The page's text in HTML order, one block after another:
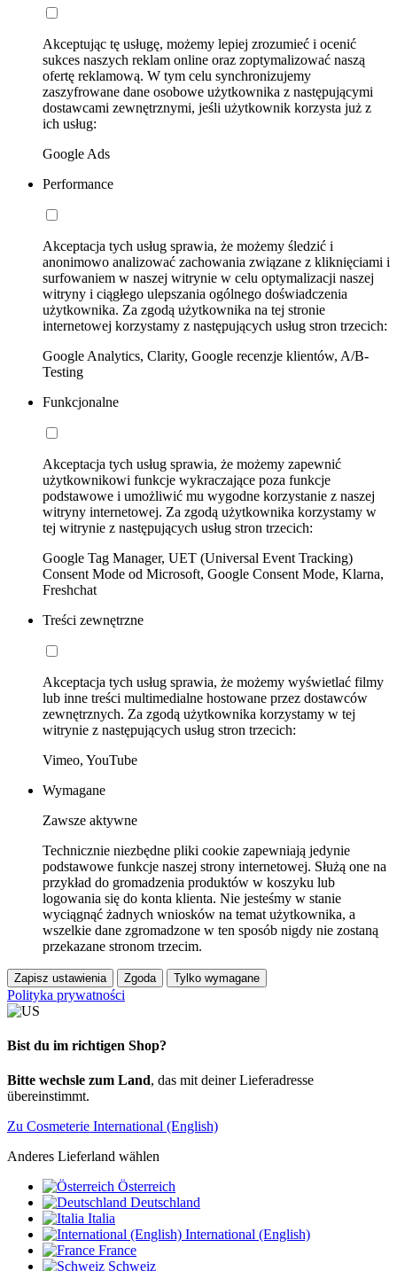
Akceptując tę usługę, możemy lepiej zrozumieć i ocenić
sukces naszych reklam online oraz zoptymalizować naszą
ofertę reklamową. W tym celu synchronizujemy
zaszyfrowane dane osobowe użytkownika z następującymi
dostawcami zewnętrznymi, jeśli użytkownik korzysta już z
ich usług:
Google Ads
Performance
Akceptacja tych usług sprawia, że możemy śledzić i
anonimowo analizować zachowania związane z kliknięciami i
surfowaniem w naszej witrynie w celu optymalizacji naszej
witryny i ciągłego ulepszania ogólnego doświadczenia
użytkownika. Za zgodą użytkownika na tej stronie
internetowej korzystamy z następujących usług stron trzecich:
Google Analytics, Clarity, Google recenzje klientów, A/B-
Testing
Funkcjonalne
Akceptacja tych usług sprawia, że możemy zapewnić
użytkownikowi funkcje wykraczające poza funkcje
podstawowe i umożliwić mu wygodne korzystanie z naszej
witryny internetowej. Za zgodą użytkownika korzystamy w
tej witrynie z następujących usług stron trzecich:
Google Tag Manager, UET (Universal Event Tracking)
Consent Mode od Microsoft, Google Consent Mode, Klarna,
Freshchat
Treści zewnętrzne
Akceptacja tych usług sprawia, że możemy wyświetlać filmy
lub inne treści multimedialne hostowane przez dostawców
zewnętrznych. Za zgodą użytkownika korzystamy w tej
witrynie z następujących usług stron trzecich:
Vimeo, YouTube
Wymagane
Zawsze aktywne
Technicznie niezbędne pliki cookie zapewniają jedynie
podstawowe funkcje naszej strony internetowej. Służą one na
przykład do gromadzenia produktów w koszyku lub
logowania się do konta klienta. Nie jesteśmy w stanie
wyciągnąć żadnych wniosków na temat użytkownika, a
wszelkie dane zgromadzone w ten sposób nigdy nie zostaną
przekazane stronom trzecim.
Zapisz ustawienia Zgoda Tylko wymagane
Polityka prywatności
Bist du im richtigen Shop?
Bitte wechsle zum Land, das mit deiner Lieferadresse
übereinstimmt.
Zu Cosmeterie International (English)
Anderes Lieferland wählen
Österreich
Deutschland
Italia
International (English)
France
Schweiz